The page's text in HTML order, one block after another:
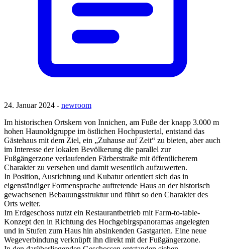
24. Januar 2024 - newroom
Im historischen Ortskern von Innichen, am Fuße der knapp 3.000 m
hohen Haunoldgruppe im östlichen Hochpustertal, entstand das
Gästehaus mit dem Ziel, ein „Zuhause auf Zeit“ zu bieten, aber auch
im Interesse der lokalen Bevölkerung die parallel zur
Fußgängerzone verlaufenden Färberstraße mit öffentlicherem
Charakter zu versehen und damit wesentlich aufzuwerten.
In Position, Ausrichtung und Kubatur orientiert sich das in
eigenständiger Formensprache auftretende Haus an der historisch
gewachsenen Bebauungsstruktur und führt so den Charakter des
Orts weiter.
Im Erdgeschoss nutzt ein Restaurantbetrieb mit Farm-to-table-
Konzept den in Richtung des Hochgebirgspanoramas angelegten
und in Stufen zum Haus hin absinkenden Gastgarten. Eine neue
Wegeverbindung verknüpft ihn direkt mit der Fußgängerzone.